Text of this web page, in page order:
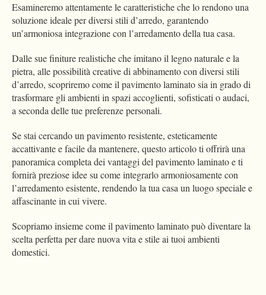
Esamineremo attentamente le caratteristiche che lo rendono una
soluzione ideale per diversi stili d’arredo, garantendo
un’armoniosa integrazione con l’arredamento della tua casa.
Dalle sue finiture realistiche che imitano il legno naturale e la
pietra, alle possibilità creative di abbinamento con diversi stili
d’arredo, scopriremo come il pavimento laminato sia in grado di
trasformare gli ambienti in spazi accoglienti, sofisticati o audaci,
a seconda delle tue preferenze personali.
Se stai cercando un pavimento resistente, esteticamente
accattivante e facile da mantenere, questo articolo ti offrirà una
panoramica completa dei vantaggi del pavimento laminato e ti
fornirà preziose idee su come integrarlo armoniosamente con
l’arredamento esistente, rendendo la tua casa un luogo speciale e
affascinante in cui vivere.
Scopriamo insieme come il pavimento laminato può diventare la
scelta perfetta per dare nuova vita e stile ai tuoi ambienti
domestici.